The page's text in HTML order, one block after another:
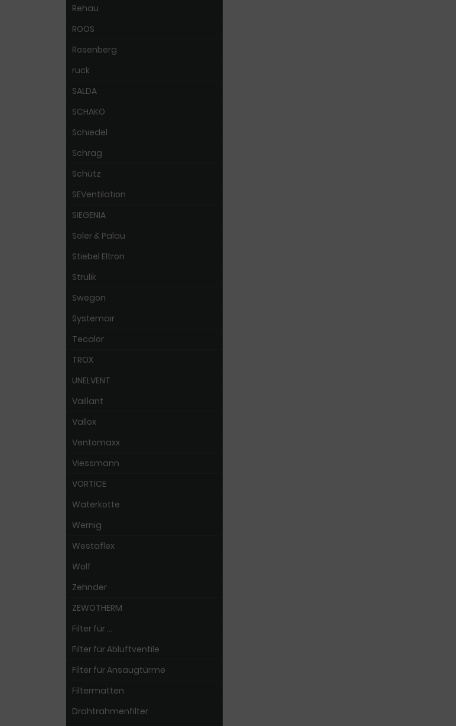
Rehau
ROOS
Rosenberg
ruck
SALDA
SCHAKO
Schiedel
Schrag
Schütz
SEVentilation
SIEGENIA
Soler & Palau
Stiebel Eltron
Strulik
Swegon
Systemair
Tecalor
TROX
UNELVENT
Vaillant
Vallox
Ventomaxx
Viessmann
VORTICE
Waterkotte
Wernig
Westaflex
Wolf
Zehnder
ZEWOTHERM
Filter für ...
Filter für Abluftventile
Filter für Ansaugtürme
Filtermatten
Drahtrahmenfilter